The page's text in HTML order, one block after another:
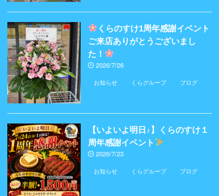
くらのすけ1周年感謝イベント
ご来店ありがとうございまし
た！
2026/7/26
お知らせ くらグループ ブログ
【いよいよ明日♪】くらのすけ１
周年感謝イベント
2026/7/23
お知らせ くらグループ ブログ